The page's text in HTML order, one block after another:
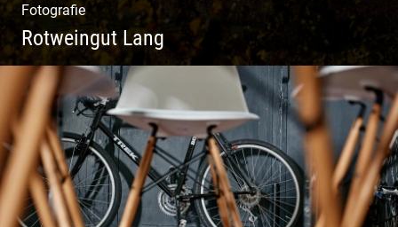
Fotografie
Rotweingut Lang
Rotweine aus Österreich | Genussvolle
Weinprobe | Herbstliche Weinberge | Uriger
Weinkeller